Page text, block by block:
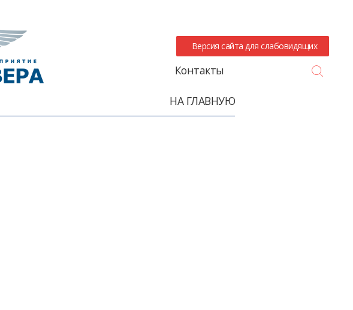
Версия сайта для слабовидящих
Контакты
НА ГЛАВНУЮ